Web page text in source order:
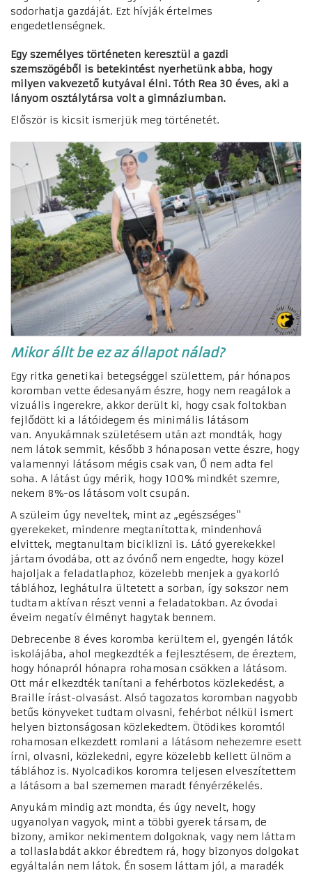
sodorhatja gazdáját. Ezt hívják értelmes
engedetlenségnek.
Egy személyes történeten keresztül a gazdi
szemszögéből is betekintést nyerhetünk abba, hogy
milyen vakvezető kutyával élni. Tóth Rea 30 éves, aki a
lányom osztálytársa volt a gimnáziumban.
Először is kicsit ismerjük meg történetét.
Mikor állt be ez az állapot nálad?
Egy ritka genetikai betegséggel születtem, pár hónapos
koromban vette édesanyám észre, hogy nem reagálok a
vizuális ingerekre, akkor derült ki, hogy csak foltokban
fejlődött ki a látóidegem és minimális látásom
van. Anyukámnak születésem után azt mondták, hogy
nem látok semmit, később 3 hónaposan vette észre, hogy
valamennyi látásom mégis csak van, Ő nem adta fel
soha. A látást úgy mérik, hogy 100% mindkét szemre,
nekem 8%-os látásom volt csupán.
A szüleim úgy neveltek, mint az „egészséges"
gyerekeket, mindenre megtanítottak, mindenhová
elvittek, megtanultam biciklizni is. Látó gyerekekkel
jártam óvodába, ott az óvónő nem engedte, hogy közel
hajoljak a feladatlaphoz, közelebb menjek a gyakorló
táblához, leghátulra ültetett a sorban, így sokszor nem
tudtam aktívan részt venni a feladatokban. Az óvodai
éveim negatív élményt hagytak bennem.
Debrecenbe 8 éves koromba kerültem el, gyengén látók
iskolájába, ahol megkezdték a fejlesztésem, de éreztem,
hogy hónapról hónapra rohamosan csökken a látásom.
Ott már elkezdték tanítani a fehérbotos közlekedést, a
Braille írást-olvasást. Alsó tagozatos koromban nagyobb
betűs könyveket tudtam olvasni, fehérbot nélkül ismert
helyen biztonságosan közlekedtem. Ötödikes koromtól
rohamosan elkezdett romlani a látásom nehezemre esett
írni, olvasni, közlekedni, egyre közelebb kellett ülnöm a
táblához is. Nyolcadikos koromra teljesen elveszítettem
a látásom a bal szememen maradt fényérzékelés.
Anyukám mindig azt mondta, és úgy nevelt, hogy
ugyanolyan vagyok, mint a többi gyerek társam, de
bizony, amikor nekimentem dolgoknak, vagy nem láttam
a tollaslabdát akkor ébredtem rá, hogy bizonyos dolgokat
egyáltalán nem látok. Én sosem láttam jól, a maradék